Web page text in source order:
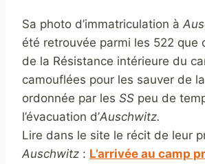
Sa photo d’immatriculation à
été retrouvée parmi les 522 que
de la Résistance intérieure du
camouflées pour les sauver de
ordonnée par les SS peu de
l’évacuation d’Auschwitz.
Lire dans le site le récit de leur
Auschwitz : L’arrivée au camp